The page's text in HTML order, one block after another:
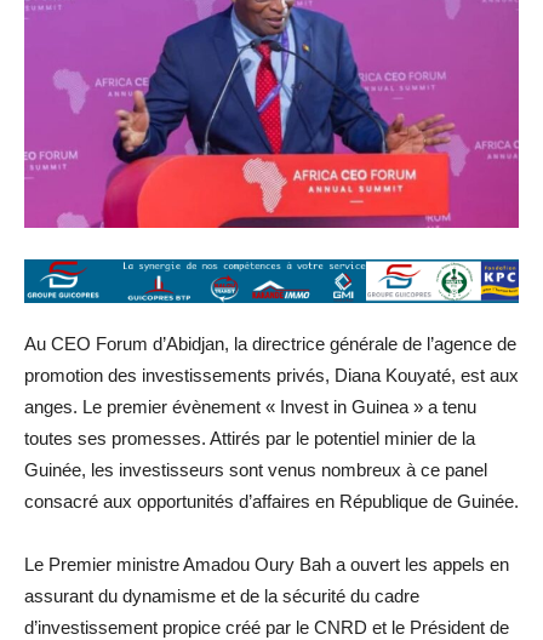
Au CEO Forum d’Abidjan, la directrice générale de l’agence de
promotion des investissements privés, Diana Kouyaté, est aux
anges. Le premier évènement « Invest in Guinea » a tenu
toutes ses promesses. Attirés par le potentiel minier de la
Guinée, les investisseurs sont venus nombreux à ce panel
consacré aux opportunités d’affaires en République de Guinée.
Le Premier ministre Amadou Oury Bah a ouvert les appels en
assurant du dynamisme et de la sécurité du cadre
d’investissement propice créé par le CNRD et le Président de